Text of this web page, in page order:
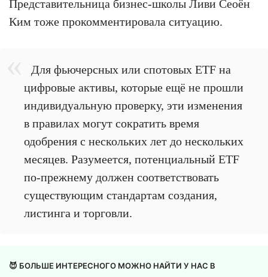
Представительница бизнес-школы Ливи Сеоён
Ким тоже прокомментировала ситуацию.
Для фьючерсных или спотовых ETF на
цифровые активы, которые ещё не прошли
индивидуальную проверку, эти изменения
в правилах могут сократить время
одобрения с нескольких лет до нескольких
месяцев. Разумеется, потенциальный ETF
по-прежнему должен соответствовать
существующим стандартам создания,
листинга и торговли.
😈 БОЛЬШЕ ИНТЕРЕСНОГО МОЖНО НАЙТИ У НАС В